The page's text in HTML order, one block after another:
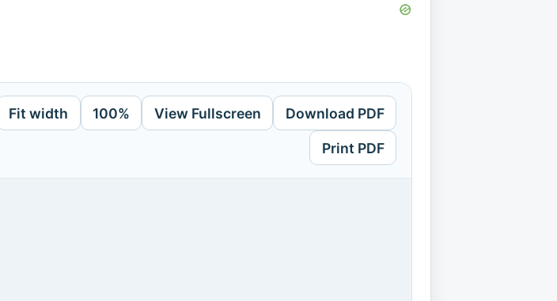
Fit width 100% View Fullscreen Download PDF
Print PDF